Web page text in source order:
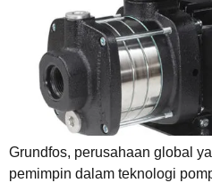
Grundfos, perusahaan global
pemimpin dalam teknologi